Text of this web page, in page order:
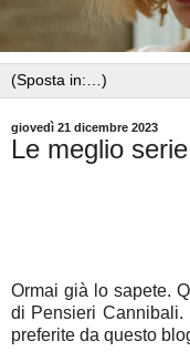
giovedì 21 dicembre 2023
Le meglio
Ormai già lo sapete.
di Pensieri
preferite da questo